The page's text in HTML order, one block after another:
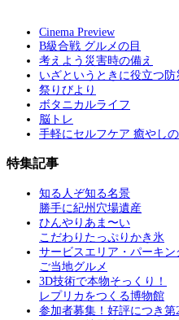
Cinema Preview
B級合戦 グルメの目
考えよう災害時の備え
いざというときに役立つ防
祭りびより
ボタニカルライフ
脳トレ
手軽にセルフケア 癒やし
特集記事
知る人ぞ知る名景
勝手に紀州穴場遺産
ひんやりあま〜い
こだわりたっぷりかき氷
サービスエリア・パーキ
ご当地グルメ
3D技術で本物そっくり！
レプリカをつくる博物館
参加者募集！好評につき第